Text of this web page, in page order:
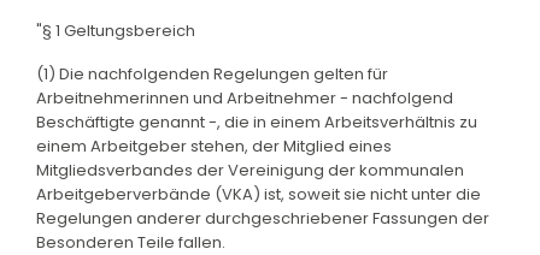
"§ 1 Geltungsbereich
(1) Die nachfolgenden Regelungen gelten für
Arbeitnehmerinnen und Arbeitnehmer - nachfolgend
Beschäftigte genannt -, die in einem Arbeitsverhältnis zu
einem Arbeitgeber stehen, der Mitglied eines
Mitgliedsverbandes der Vereinigung der kommunalen
Arbeitgeberverbände (VKA) ist, soweit sie nicht unter die
Regelungen anderer durchgeschriebener Fassungen der
Besonderen Teile fallen.